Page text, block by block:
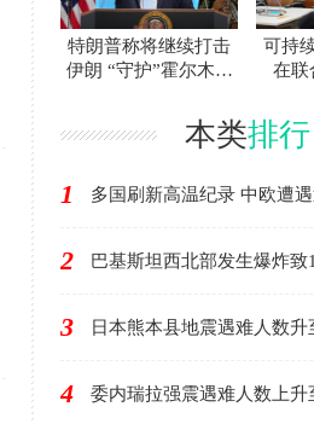
特朗普称将继续打击
伊朗 “守护”霍尔木兹
可持
在联
本类排行
1 多国刷新高温纪录 中欧遭
2 巴基斯坦西北部发生爆炸致
3 日本熊本县地震遇难人数升
4 委内瑞拉强震遇难人数上升